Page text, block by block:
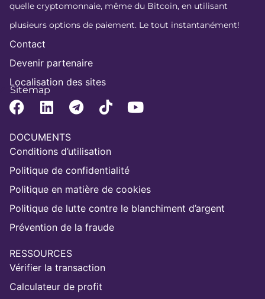
quelle cryptomonnaie, même du Bitcoin, en utilisant
plusieurs options de paiement. Le tout instantanément!
Contact
Devenir partenaire
Localisation des sites
Sitemap
DOCUMENTS
Conditions d’utilisation
Politique de confidentialité
Politique en matière de cookies
Politique de lutte contre le blanchiment d’argent
Prévention de la fraude
RESSOURCES
Vérifier la transaction
Calculateur de profit